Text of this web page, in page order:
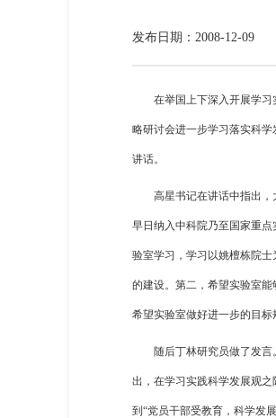
发布日期：2008-12-09
在举国上下深入开展学习
略研讨会进一步学习落实科
讲话。
高星书记在讲话中指出
早日纳入中科院乃至国家重
验室学习，学习以姚檀栋院
的建设。第二，希望实验室
希望实验室做好进一步的目
随后丁林研究员做了发
出，在学习实践科学发展观
到“党员干部受教育，科学发